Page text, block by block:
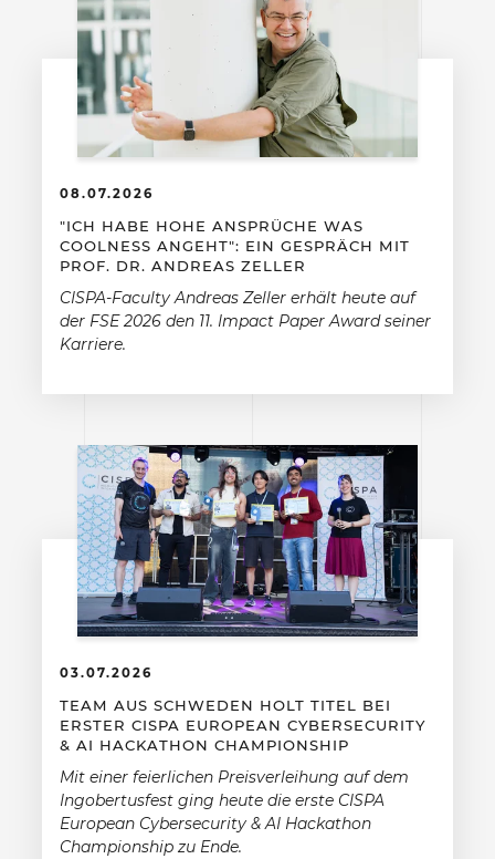
08.07.2026
"ICH HABE HOHE ANSPRÜCHE WAS
COOLNESS ANGEHT": EIN GESPRÄCH MIT
PROF. DR. ANDREAS ZELLER
CISPA-Faculty Andreas Zeller erhält heute auf
der FSE 2026 den 11. Impact Paper Award seiner
Karriere.
03.07.2026
TEAM AUS SCHWEDEN HOLT TITEL BEI
ERSTER CISPA EUROPEAN CYBERSECURITY
& AI HACKATHON CHAMPIONSHIP
Mit einer feierlichen Preisverleihung auf dem
Ingobertusfest ging heute die erste CISPA
European Cybersecurity & AI Hackathon
Championship zu Ende.